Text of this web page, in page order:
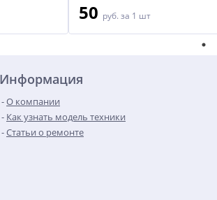
50 руб. за 1 шт
Информация
О компании
Как узнать модель техники
Статьи о ремонте